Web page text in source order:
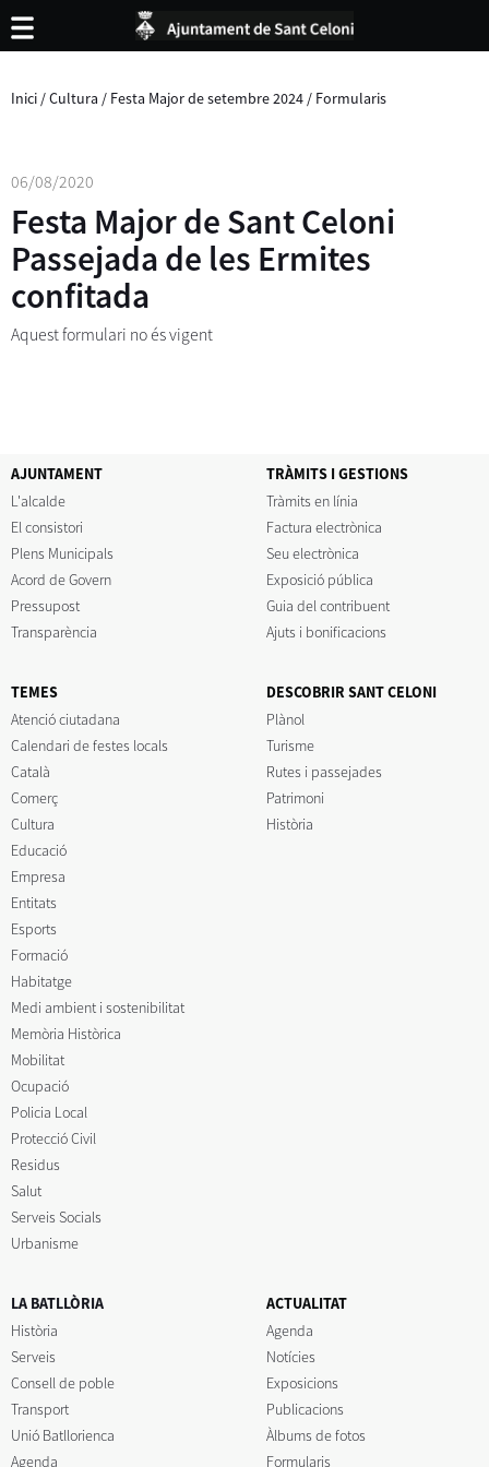
Inici /Cultura / Festa Major de setembre 2024 / Formularis
06/08/2020
Festa Major de Sant Celoni
Passejada de les Ermites
confitada
Aquest formulari no és vigent
AJUNTAMENT
L'alcalde
El consistori
Plens Municipals
Acord de Govern
Pressupost
Transparència
TRÀMITS I GESTIONS
Tràmits en línia
Factura electrònica
Seu electrònica
Exposició pública
Guia del contribuent
Ajuts i bonificacions
TEMES
Atenció ciutadana
Calendari de festes locals
Català
Comerç
Cultura
Educació
Empresa
Entitats
Esports
Formació
Habitatge
Medi ambient i sostenibilitat
Memòria Històrica
Mobilitat
Ocupació
Policia Local
Protecció Civil
Residus
Salut
Serveis Socials
Urbanisme
DESCOBRIR SANT CELONI
Plànol
Turisme
Rutes i passejades
Patrimoni
Història
LA BATLLÒRIA
Història
Serveis
Consell de poble
Transport
Unió Batllorienca
Agenda
ACTUALITAT
Agenda
Notícies
Exposicions
Publicacions
Àlbums de fotos
Formularis